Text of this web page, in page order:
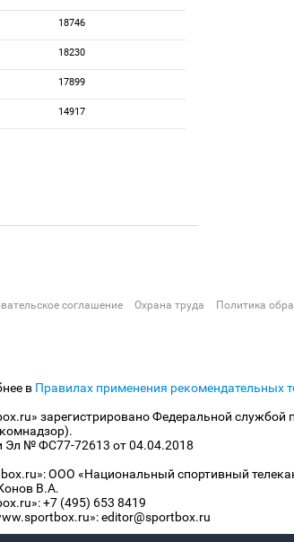
18746
18230
17899
14917
соглашение Охрана труда Политика
в Правилах применения рекомендательных
зарегистрировано Федеральной службой
Эл № ФС77-72613 от 04.04.2018
ООО «Национальный спортивный
В.А.
+7 (495) 653 8419
editor@sportbox.ru